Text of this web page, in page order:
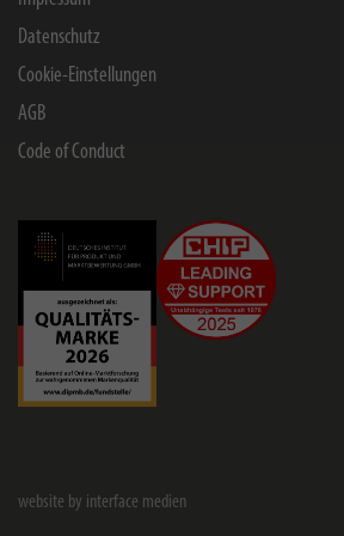
Datenschutz
Cookie-Einstellungen
AGB
Code of Conduct
website by interface medien